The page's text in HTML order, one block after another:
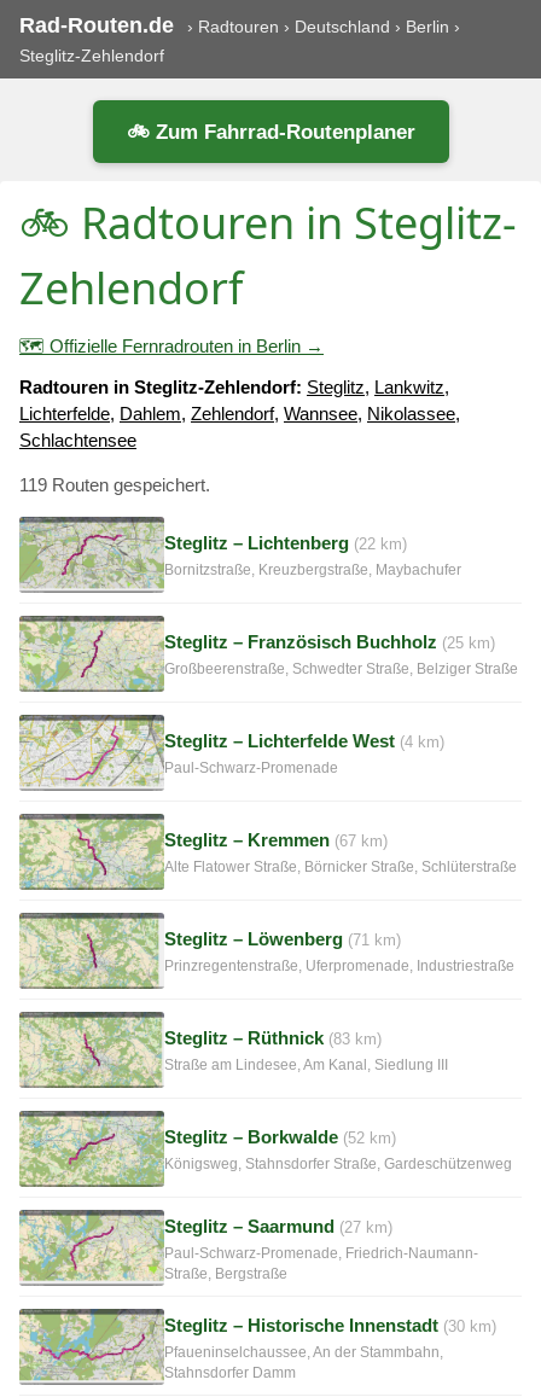
Rad-Routen.de › Radtouren › Deutschland › Berlin ›
Steglitz-Zehlendorf
🚲 Zum Fahrrad-Routenplaner
🚲 Radtouren in Steglitz-
Zehlendorf
🗺️ Offizielle Fernradrouten in Berlin →
Radtouren in Steglitz-Zehlendorf: Steglitz, Lankwitz,
Lichterfelde, Dahlem, Zehlendorf, Wannsee, Nikolassee,
Schlachtensee
119 Routen gespeichert.
Steglitz – Lichtenberg (22 km)
Bornitzstraße, Kreuzbergstraße, Maybachufer
Steglitz – Französisch Buchholz (25 km)
Großbeerenstraße, Schwedter Straße, Belziger Straße
Steglitz – Lichterfelde West (4 km)
Paul-Schwarz-Promenade
Steglitz – Kremmen (67 km)
Alte Flatower Straße, Börnicker Straße, Schlüterstraße
Steglitz – Löwenberg (71 km)
Prinzregentenstraße, Uferpromenade, Industriestraße
Steglitz – Rüthnick (83 km)
Straße am Lindesee, Am Kanal, Siedlung III
Steglitz – Borkwalde (52 km)
Königsweg, Stahnsdorfer Straße, Gardeschützenweg
Steglitz – Saarmund (27 km)
Paul-Schwarz-Promenade, Friedrich-Naumann-
Straße, Bergstraße
Steglitz – Historische Innenstadt (30 km)
Pfaueninselchaussee, An der Stammbahn,
Stahnsdorfer Damm